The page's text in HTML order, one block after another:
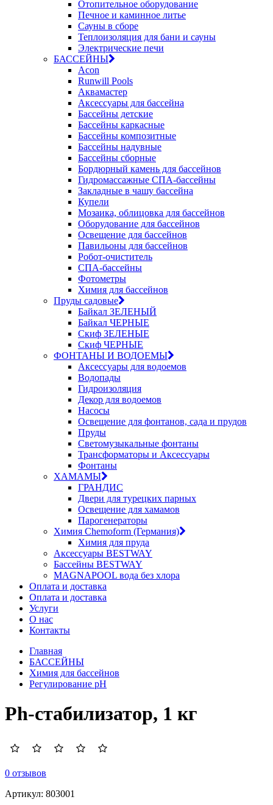
Отопительное оборудование
Печное и каминное литье
Сауны в сборе
Теплоизоляция для бани и сауны
Электрические печи
БАССЕЙНЫ
Acon
Runwill Pools
Аквамастер
Аксессуары для бассейна
Бассейны детские
Бассейны каркасные
Бассейны композитные
Бассейны надувные
Бассейны сборные
Бордюрный камень для бассейнов
Гидромассажные СПА-бассейны
Закладные в чашу бассейна
Купели
Мозаика, облицовка для бассейнов
Оборудование для бассейнов
Освещение для бассейнов
Павильоны для бассейнов
Робот-очиститель
СПА-бассейны
Фотометры
Химия для бассейнов
Пруды садовые
Байкал ЗЕЛЕНЫЙ
Байкал ЧЕРНЫЕ
Скиф ЗЕЛЕНЫЕ
Скиф ЧЕРНЫЕ
ФОНТАНЫ И ВОДОЕМЫ
Аксессуары для водоемов
Водопады
Гидроизоляция
Декор для водоемов
Насосы
Освещение для фонтанов, сада и прудов
Пруды
Светомузыкальные фонтаны
Трансформаторы и Аксессуары
Фонтаны
ХАМАМЫ
ГРАНДИС
Двери для турецких парных
Освещение для хамамов
Парогенераторы
Химия Chemoform (Германия)
Химия для пруда
Аксессуары BESTWAY
Бассейны BESTWAY
MAGNAPOOL вода без хлора
Оплата и доставка
Оплата и доставка
Услуги
О нас
Контакты
Главная
БАССЕЙНЫ
Химия для бассейнов
Регулирование pH
Ph-стабилизатор, 1 кг
0 отзывов
Артикул: 803001